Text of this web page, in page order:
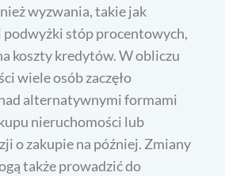
wyzwania, takie jak
podwyżki stóp procentowych,
koszty kredytów. W obliczu
wiele osób zaczęło
alternatywnymi formami
nieruchomości lub
o zakupie na później. Zmiany
także prowadzić do